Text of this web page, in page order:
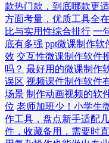
款热门款，到底哪款更
方面考量，优质工具全
比与实用性综合排行 一
底有多强 ppt微课制作软
效 交互性微课制作软件
吗？ 最好用的微课制作
误区 视频课件制作软件
场景 制作动画视频的软
位 老师加班少！小学生
作工具，盘点新手适配
件，收藏备用，需要时